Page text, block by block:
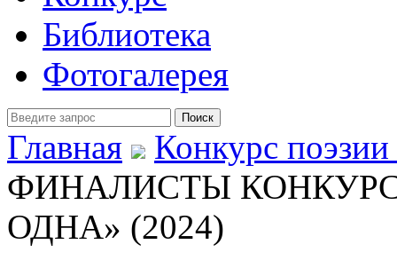
Библиотека
Фотогалерея
Главная
Конкурс
ФИНАЛИСТЫ
ОДНА» (2024)